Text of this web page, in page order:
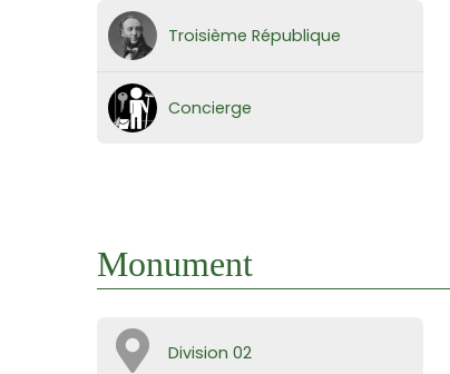
Troisième République
Concierge
Monument
Division 02